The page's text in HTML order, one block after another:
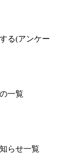
る(アンケー
一覧
らせ一覧